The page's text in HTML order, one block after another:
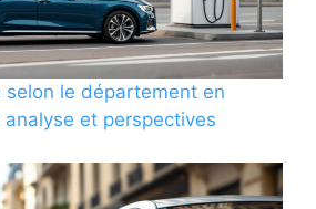
selon le département en
et perspectives